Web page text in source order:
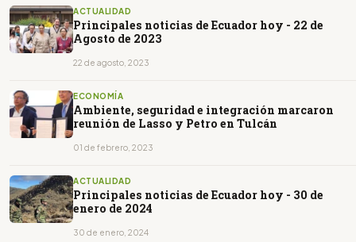
ACTUALIDAD
Principales noticias de Ecuador hoy - 22 de
Agosto de 2023
22 de agosto, 2023
ECONOMÍA
Ambiente, seguridad e integración marcaron
reunión de Lasso y Petro en Tulcán
01 de febrero, 2023
ACTUALIDAD
Principales noticias de Ecuador hoy - 30 de
enero de 2024
30 de enero, 2024